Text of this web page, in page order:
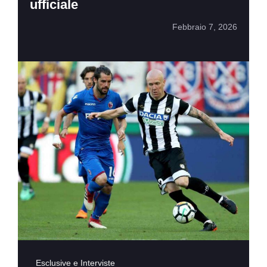
ufficiale
Febbraio 7, 2026
Esclusive e Interviste